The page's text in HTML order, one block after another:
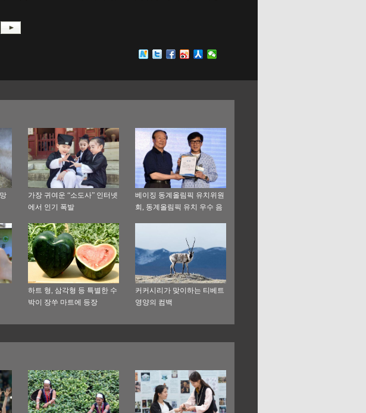
가장 귀여운 “소도사” 인터넷
에서 인기 폭발
베이징 동계올림픽 유치위원
회, 동계올림픽 유치 우수 음
하트 형, 삼각형 등 특별한 수
박이 장쑤 마트에 등장
커커시리가 맞이하는 티베트
영양의 컴백